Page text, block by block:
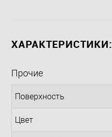
ХАРАКТЕРИСТИКИ:
Прочие
Поверхность
Цвет